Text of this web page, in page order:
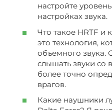
настройте
настройках звука.
Что такое HRTF и
это технология,
объемного звука.
слышать звуки со
более точно
врагов.
Какие наушники